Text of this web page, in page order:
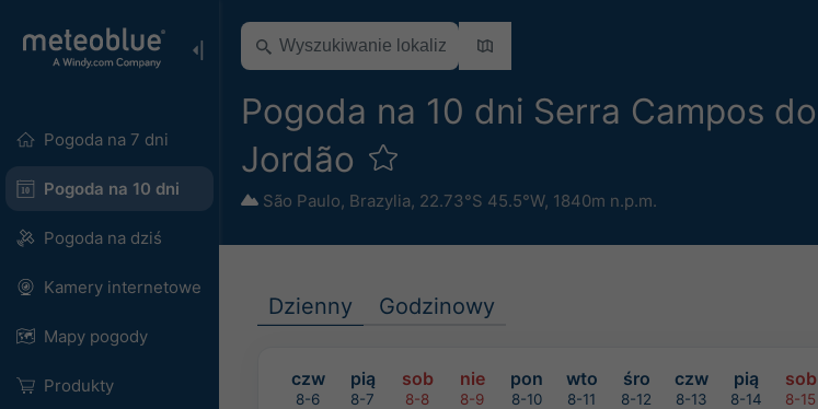
Pogoda na 7 dni
Pogoda na 10 dni
Pogoda na dziś
Kamery internetowe
Mapy pogody
Produkty
Pogoda na 10 dni Serra Campos do
Jordão
São Paulo, Brazylia, 22.73°S 45.5°W, 1840m n.p.m.
Dzienny Godzinowy
czw pią sob nie pon wto śro czw pią sob
8-6 8-7 8-8 8-9 8-10 8-11 8-12 8-13 8-14 8-15